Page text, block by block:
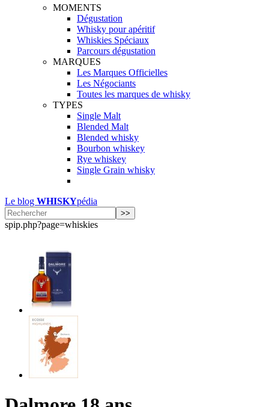
MOMENTS
Dégustation
Whisky pour apéritif
Whiskies Spéciaux
Parcours dégustation
MARQUES
Les Marques Officielles
Les Négociants
Toutes les marques de whisky
TYPES
Single Malt
Blended Malt
Blended whisky
Bourbon whiskey
Rye whiskey
Single Grain whisky
Le blog WHISKYpédia
spip.php?page=whiskies